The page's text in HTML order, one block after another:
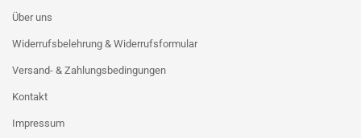
Über uns
Widerrufsbelehrung & Widerrufsformular
Versand- & Zahlungsbedingungen
Kontakt
Impressum